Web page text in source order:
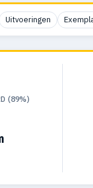
Uitvoeringen
(89%)